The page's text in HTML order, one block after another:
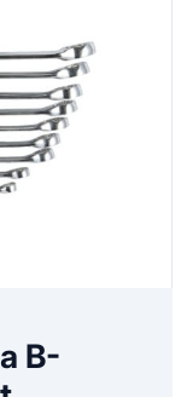
B-